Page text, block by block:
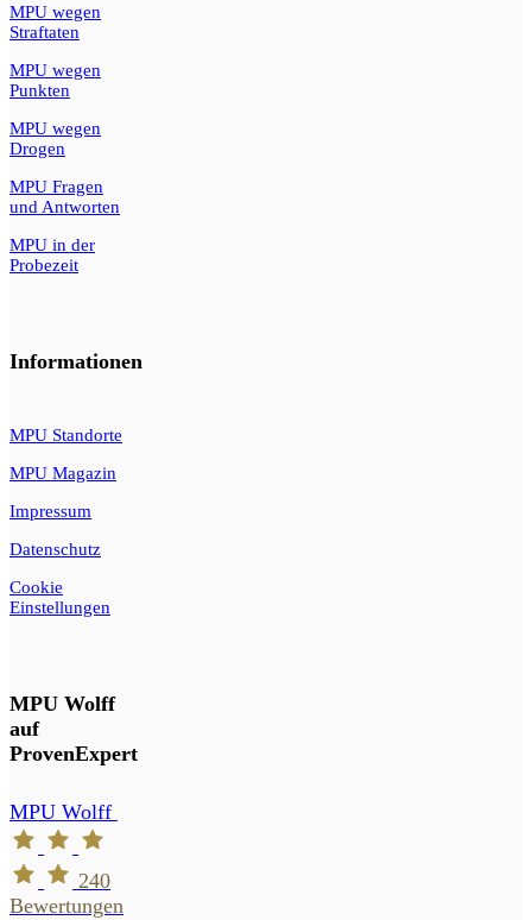
MPU wegen
Straftaten
MPU wegen
Punkten
MPU wegen
Drogen
MPU Fragen
und Antworten
MPU in der
Probezeit
Informationen
MPU Standorte
MPU Magazin
Impressum
Datenschutz
Cookie
Einstellungen
MPU Wolff
auf
ProvenExpert
MPU Wolff
240
Bewertungen